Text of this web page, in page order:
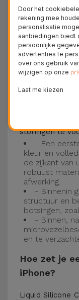
15, 14, 13, 12
van de Apple,
Drie-laagse
siliconen
Onze iPhone
robuuste,
drielaagse
storingen te
- Een
kleur en
de zijkant van
robuust
afwerking.
- Binnenin
structuur en
botsingen,
- Binnen,
en te
Hoe zet je
iPhone?
Liquid Silicone
Door het
rekening mee
personalisatie
aanbiedingen biedt
persoonlijke
advertenties te
over ons gebruik
wijzigen op onze
Laat me kiezen